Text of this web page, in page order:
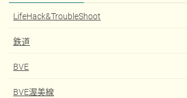
LifeHack&TroubleShoot
鉄道
BVE
BVE渥美線